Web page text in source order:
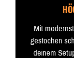
Mit
gestochen
deinem